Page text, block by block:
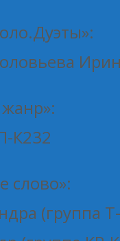
К232
слово»:
(группа